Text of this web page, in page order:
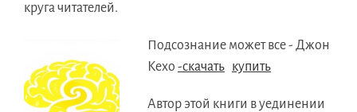
круга читателей.
Подсознание может все - Джон
Кехо -скачать купить
Автор этой книги в уединении